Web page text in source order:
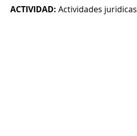
ACTIVIDAD: Actividades juridicas